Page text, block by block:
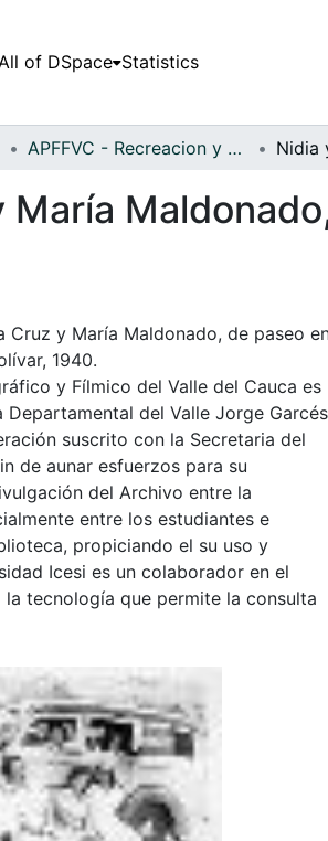
of DSpace Statistics
APFFVC - Recreacion y Paseo - Patrimonial
Cruz y María Maldonado, de paseo
1940.
y Fílmico del Valle del Cauca es
del Valle Jorge Garcés
suscrito con la Secretaria del
de aunar esfuerzos para su
del Archivo entre la
entre los estudiantes e
propiciando el su uso y
Icesi es un colaborador en el
tecnología que permite la consulta